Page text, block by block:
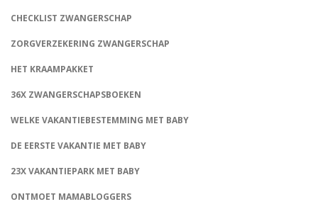
CHECKLIST ZWANGERSCHAP
ZORGVERZEKERING ZWANGERSCHAP
HET KRAAMPAKKET
36X ZWANGERSCHAPSBOEKEN
WELKE VAKANTIEBESTEMMING MET BABY
DE EERSTE VAKANTIE MET BABY
23X VAKANTIEPARK MET BABY
ONTMOET MAMABLOGGERS